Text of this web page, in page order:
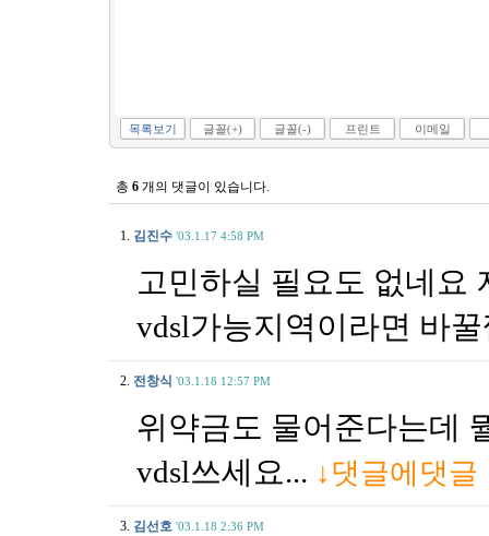
목록보기 글꼴(+) 글꼴(-) 프린트 이메일
총 6 개의 댓글이 있습니다.
1. 김진수 '03.1.17 4:58 PM
고민하실 필요도 없네요
vdsl가능지역이라면 바
2. 전창식 '03.1.18 12:57 PM
위약금도 물어준다는데
vdsl쓰세요... ↓댓글에댓글
3. 김선호 '03.1.18 2:36 PM